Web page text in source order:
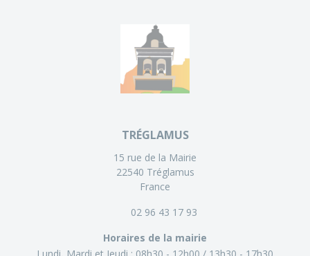
TRÉGLAMUS
15 rue de la Mairie
22540 Tréglamus
France
02 96 43 17 93
Horaires de la mairie
Lundi, Mardi et Jeudi : 08h30 - 12h00
13h30 - 17h30